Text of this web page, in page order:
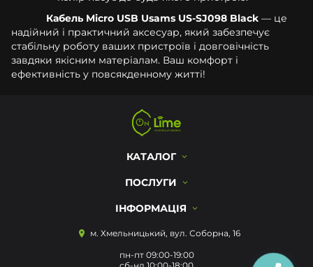
Кабель Micro USB Usams US-SJ098 Black — це
надійний і практичний аксесуар, який забезпечує
стабільну роботу ваших пристроїв і довговічність
завдяки якісним матеріалам. Ваш комфорт і
ефективність у повсякденному житті!
КАТАЛОГ
ПОСЛУГИ
ІНФОРМАЦІЯ
м. Хмельницький, вул. Соборна, 16
пн-пт 09:00-19:00